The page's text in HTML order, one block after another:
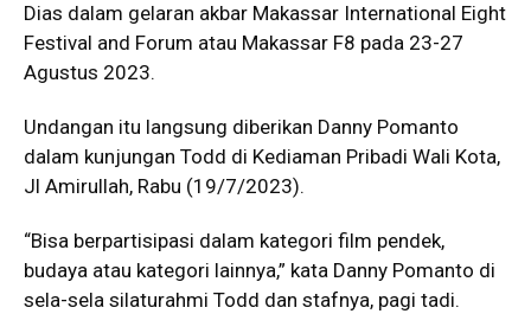
Dias dalam gelaran akbar Makassar International Eight
Festival and Forum atau Makassar F8 pada 23-27
Agustus 2023.
Undangan itu langsung diberikan Danny Pomanto
dalam kunjungan Todd di Kediaman Pribadi Wali Kota,
Jl Amirullah, Rabu (19/7/2023).
“Bisa berpartisipasi dalam kategori film pendek,
budaya atau kategori lainnya,” kata Danny Pomanto di
sela-sela silaturahmi Todd dan stafnya, pagi tadi.